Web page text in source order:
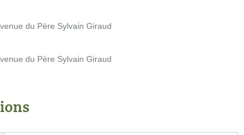
du Père Sylvain Giraud
du Père Sylvain Giraud